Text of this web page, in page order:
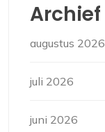
Archief
augustus 2026
juli 2026
juni 2026